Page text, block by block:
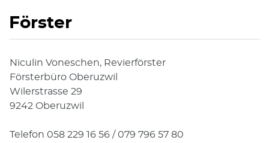
Förster
Niculin Voneschen, Revierförster
Försterbüro Oberuzwil
Wilerstrasse 29
9242 Oberuzwil
Telefon 058 229 16 56 / 079 796 57 80